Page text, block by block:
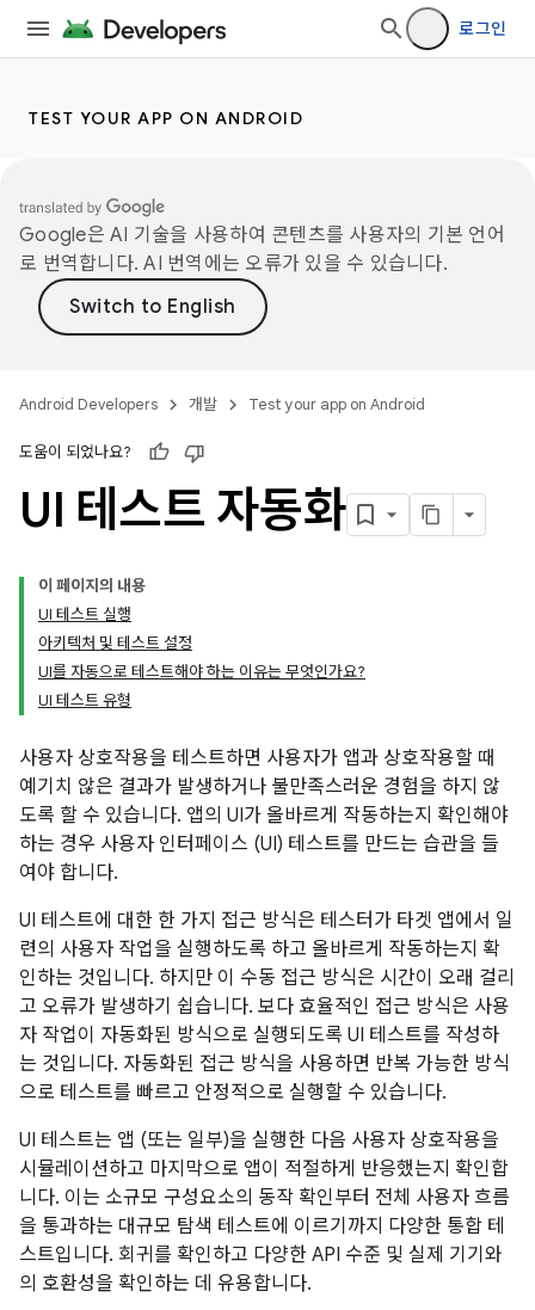
로그인
TEST YOUR APP ON ANDROID
Google은 AI 기술을 사용하여 콘텐츠를 사용자의 기본 언어
로 번역합니다. AI 번역에는 오류가 있을 수 있습니다.
Android Developers 개발 Test your app on Android
도움이 되었나요?
UI 테스트 자동화
이 페이지의 내용
UI 테스트 실행
아키텍처 및 테스트 설정
UI를 자동으로 테스트해야 하는 이유는 무엇인가요?
UI 테스트 유형
사용자 상호작용을 테스트하면 사용자가 앱과 상호작용할 때
예기치 않은 결과가 발생하거나 불만족스러운 경험을 하지 않
도록 할 수 있습니다. 앱의 UI가 올바르게 작동하는지 확인해야
하는 경우 사용자 인터페이스 (UI) 테스트를 만드는 습관을 들
여야 합니다.
UI 테스트에 대한 한 가지 접근 방식은 테스터가 타겟 앱에서 일
련의 사용자 작업을 실행하도록 하고 올바르게 작동하는지 확
인하는 것입니다. 하지만 이 수동 접근 방식은 시간이 오래 걸리
고 오류가 발생하기 쉽습니다. 보다 효율적인 접근 방식은 사용
자 작업이 자동화된 방식으로 실행되도록 UI 테스트를 작성하
는 것입니다. 자동화된 접근 방식을 사용하면 반복 가능한 방식
으로 테스트를 빠르고 안정적으로 실행할 수 있습니다.
UI 테스트는 앱 (또는 일부)을 실행한 다음 사용자 상호작용을
시뮬레이션하고 마지막으로 앱이 적절하게 반응했는지 확인합
니다. 이는 소규모 구성요소의 동작 확인부터 전체 사용자 흐름
을 통과하는 대규모 탐색 테스트에 이르기까지 다양한 통합 테
스트입니다. 회귀를 확인하고 다양한 API 수준 및 실제 기기와
의 호환성을 확인하는 데 유용합니다.